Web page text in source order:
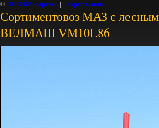
© ООО КВ-партнер | Закрыть окно
Сортиментовоз МАЗ с
ВЕЛМАШ VM10L86